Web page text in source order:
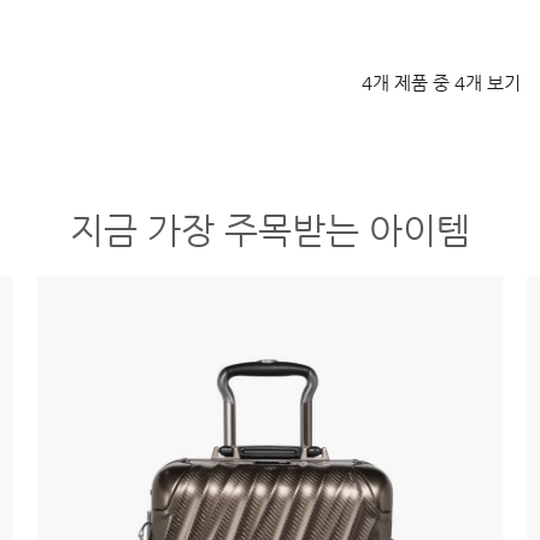
4개 제품 중 4개 보기
지금 가장 주목받는 아이템